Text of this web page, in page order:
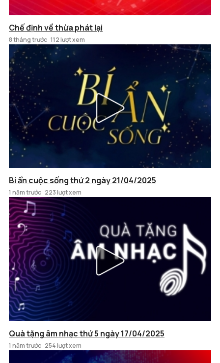
Chế định về thừa phát lại
8 tháng trước 112 lượt xem
Bí ẩn cuộc sống thứ 2 ngày 21/04/2025
1 năm trước 223 lượt xem
Quà tặng âm nhạc thứ 5 ngày 17/04/2025
1 năm trước 254 lượt xem